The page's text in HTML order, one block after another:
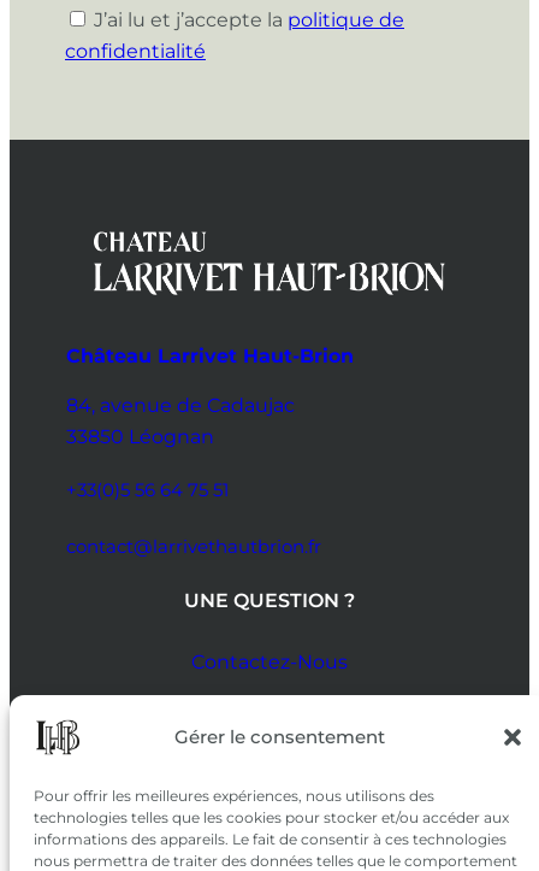
Gérer le consentement
Pour offrir les meilleures expériences, nous utilisons des
technologies telles que les cookies pour stocker et/ou accéder aux
informations des appareils. Le fait de consentir à ces technologies
nous permettra de traiter des données telles que le comportement
J’ai lu et j’accepte la politique de
confidentialité
Château Larrivet Haut-Brion
84, avenue de Cadaujac
33850 Léognan
+33(0)5 56 64 75 51
contact@larrivethautbrion.fr
UNE QUESTION ?
Contactez-Nous
SUIVEZ-NOUS
SUR LES RÉSEAUX